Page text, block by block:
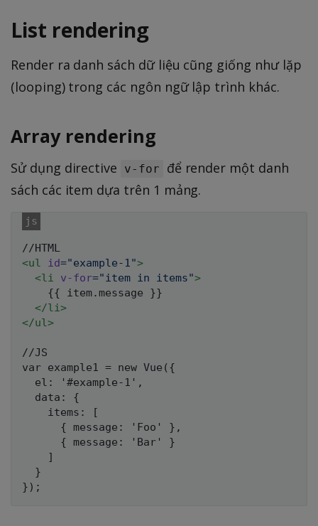
List rendering
Render ra danh sách dữ liệu cũng giống như lặp
(looping) trong các ngôn ngữ lập trình khác.
Array rendering
Sử dụng directive v-for
để render một danh
sách các item dựa trên 1 mảng.
<ul id="example-1">
<li v-for="item in items">
    {{ item.message }}
</li>
</ul>
//JS
var example1 = new Vue({
  el: '#example-1',
  data: {
    items: [
      { message: 'Foo' },
      { message: 'Bar' }
    ]
  }